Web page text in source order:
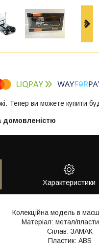
Тепер ви можете купити
домовленістю
Характеристики
Колекційна модель в
Матеріал: метал/
Сплав: ЗАМАК
Пластик: АВS